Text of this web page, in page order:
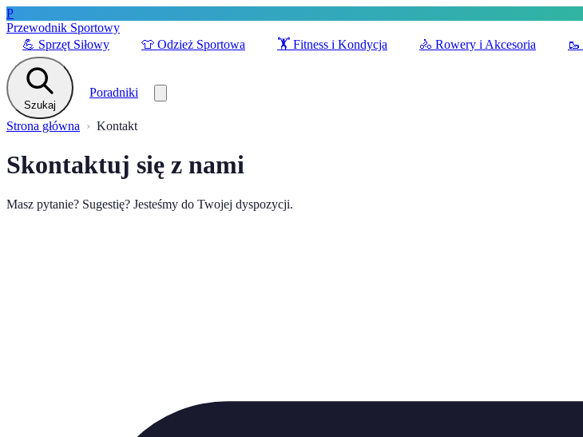
P
Przewodnik Sportowy
💪 Sprzęt Siłowy 👕 Odzież Sportowa 🏋️ Fitness i Kondycja 🚴 Rowery i Akcesoria 🥾
Szukaj
Poradniki
Strona główna Kontakt
Skontaktuj się z nami
Masz pytanie? Sugestię? Jesteśmy do Twojej dyspozycji.